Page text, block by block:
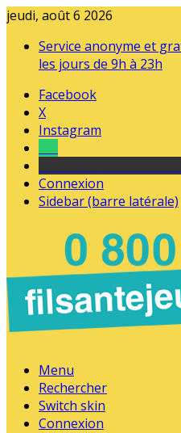
jeudi, août 6 2026
Service anonyme et
les jours de 9h à 23h
Facebook
X
Instagram
Connexion
Sidebar (barre latérale)
Menu
Rechercher
Switch skin
Connexion